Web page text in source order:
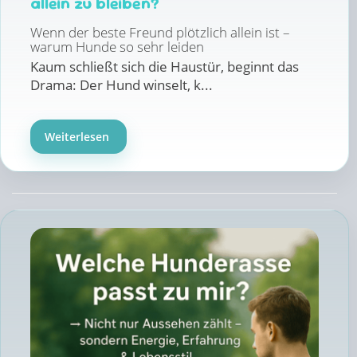
Wenn der beste Freund plötzlich allein ist –
warum Hunde so sehr leiden
Kaum schließt sich die Haustür, beginnt das
Drama: Der Hund winselt, k...
Weiterlesen